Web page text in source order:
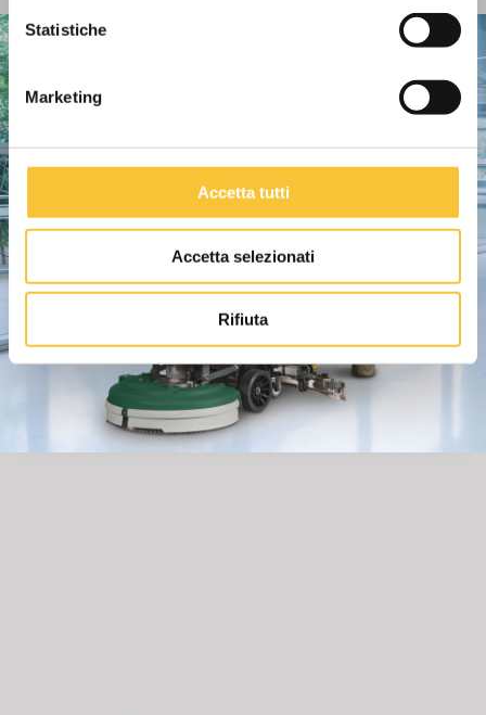
Statistiche
Marketing
Accetta tutti
Accetta selezionati
Rifiuta